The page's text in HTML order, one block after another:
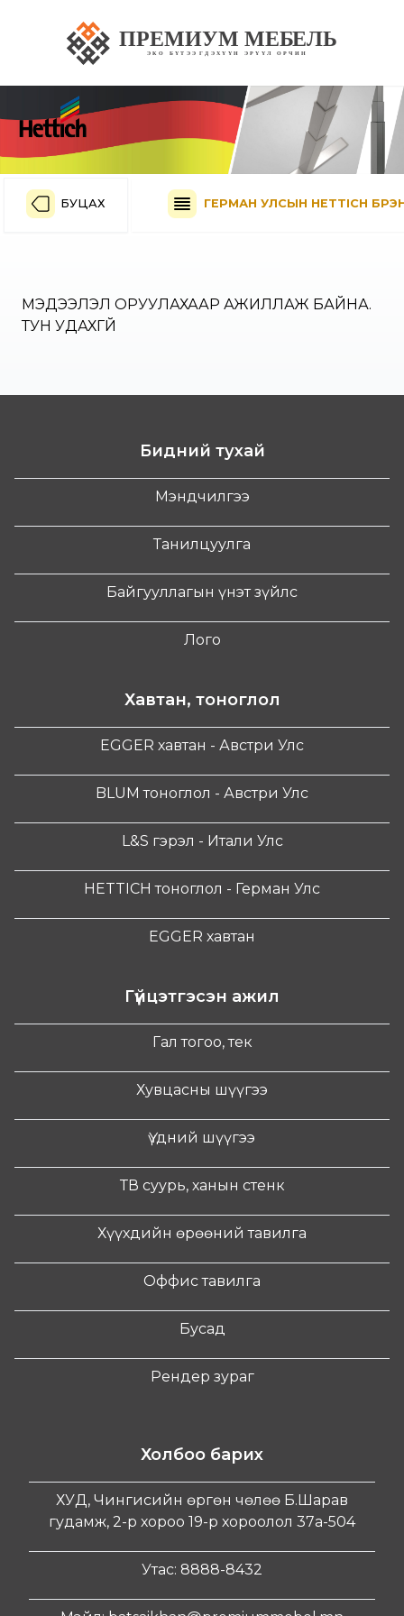
БУЦАХ ГЕРМАН УЛСЫН HETTICH
МЭДЭЭЛЭЛ ОРУУЛАХААР АЖИЛЛАЖ БАЙНА.
ТУН УДАХГҮЙ
Бидний тухай
Мэндчилгээ
Танилцуулга
Байгууллагын үнэт зүйлс
Лого
Хавтан, тоноглол
EGGER хавтан - Австри Улс
BLUM тоноглол - Австри Улс
L&S гэрэл - Итали Улс
HETTICH тоноглол - Герман Улс
EGGER хавтан
Гүйцэтгэсэн ажил
Гал тогоо, тек
Хувцасны шүүгээ
Үүдний шүүгээ
ТВ суурь, ханын стенк
Хүүхдийн өрөөний тавилга
Оффис тавилга
Бусад
Рендер зураг
Холбоо барих
ХУД, Чингисийн өргөн чөлөө Б.Шарав
гудамж, 2-р хороо 19-р хороолол 37а-504
Утас: 8888-8432